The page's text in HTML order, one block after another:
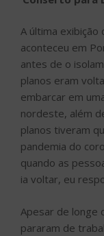
A última exibição
aconteceu em
antes de o
planos eram
embarcar em
nordeste, além
planos tiveram
pandemia do
quando as
ia voltar, eu
Apesar de longe
pararam de